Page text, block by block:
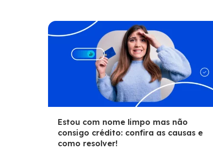
Estou com nome limpo mas não
consigo crédito: confira as causas e
como resolver!